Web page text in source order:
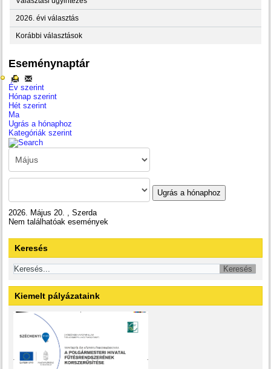
2026. évi választás
Korábbi választások
Eseménynaptár
Év szerint
Hónap szerint
Hét szerint
Ma
Ugrás a hónaphoz
Kategóriák szerint
Ugrás a hónaphoz
2026. Május 20. , Szerda
Nem találhatóak események
Keresés
Kiemelt pályázataink